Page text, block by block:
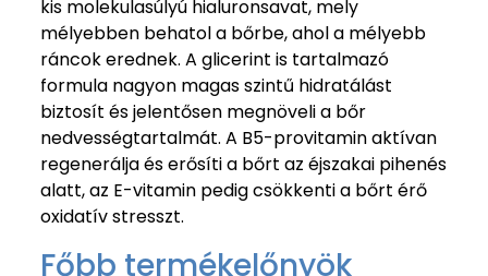
kis molekulasúlyú hialuronsavat, mely
mélyebben behatol a bőrbe, ahol a mélyebb
ráncok erednek. A glicerint is tartalmazó
formula nagyon magas szintű hidratálást
biztosít és jelentősen megnöveli a bőr
nedvességtartalmát. A B5-provitamin aktívan
regenerálja és erősíti a bőrt az éjszakai pihenés
alatt, az E-vitamin pedig csökkenti a bőrt érő
oxidatív stresszt.
Főbb termékelőnyök